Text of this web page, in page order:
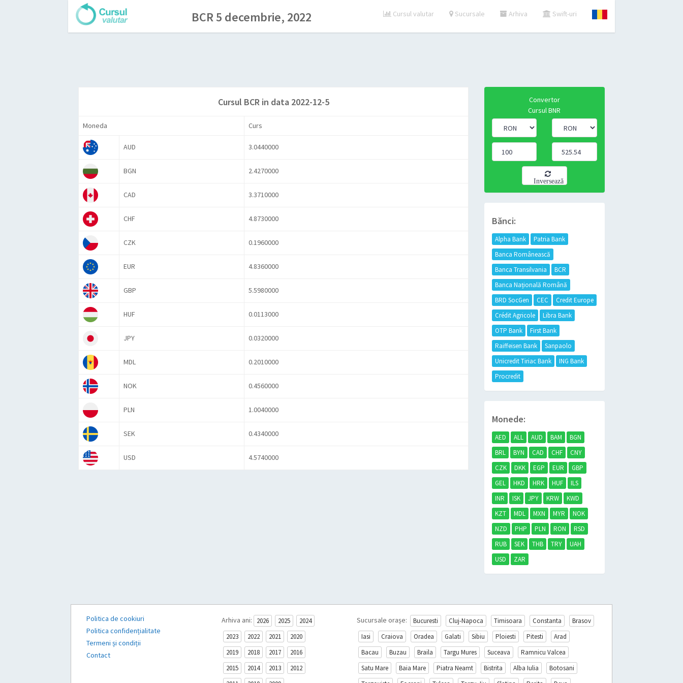
BCR 5 decembrie, 2022 Cursul valutar Sucursale Arhiva Swift-uri
Cursul BCR in data 2022-12-5
Moneda Curs
AUD 3.0440000
BGN 2.4270000
CAD 3.3710000
CHF 4.8730000
CZK 0.1960000
EUR 4.8360000
GBP 5.5980000
HUF 0.0113000
JPY 0.0320000
MDL 0.2010000
NOK 0.4560000
PLN 1.0040000
SEK 0.4340000
USD 4.5740000
Convertor
Cursul BNR
Inversează
Bănci:
Alpha Bank
Patria Bank
Banca Românească
Banca Transilvania
BCR
Banca Națională Română
BRD SocGen
CEC
Credit Europe
Crédit Agricole
Libra Bank
OTP Bank
First Bank
Raiffeisen Bank
Sanpaolo
Unicredit Tiriac Bank
ING Bank
Procredit
Monede:
AED ALL AUD BAM
BGN
BRL
BYN CAD CHF
CNY
CZK
DKK EGP EUR
GBP
GEL
HKD HRK HUF
ILS
INR
ISK JPY KRW
KWD
KZT
MDL MXN MYR
NOK
NZD
PHP PLN RON
RSD
RUB
SEK THB TRY
UAH
USD
ZAR
Politica de cookiuri
Politica confidențialitate
Termeni și condiții
Contact
Arhiva ani: 2026 2025
2024
2023
2022 2021
2020
2019
2018 2017
2016
2015
2014 2013
2012
Sucursale orașe: Bucuresti Cluj-Napoca Timisoara Constanta
Brasov
Iasi
Craiova Oradea Galati Sibiu Ploiesti Pitesti
Arad
Bacau
Buzau Braila Targu Mures Suceava
Ramnicu Valcea
Satu Mare
Baia Mare Piatra Neamt Bistrita Alba Iulia
Botosani